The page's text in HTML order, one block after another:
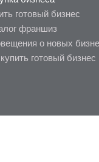
готовый бизнес
франшиз
о новых
готовый бизнес